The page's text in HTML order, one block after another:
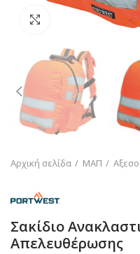
Click to enlarge
Αρχική σελίδα ΜΑΠ
Σακίδιο
Απελευθέρωσης